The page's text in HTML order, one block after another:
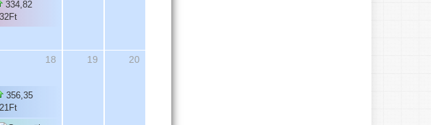
334,82
18
356,35
19 20